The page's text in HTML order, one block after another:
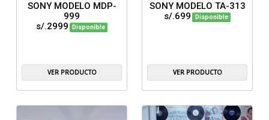
SONY MODELO MDP-
999
s/.2999
Disponible
VER PRODUCTO
SONY MODELO TA-313
s/.699
Disponible
VER PRODUCTO